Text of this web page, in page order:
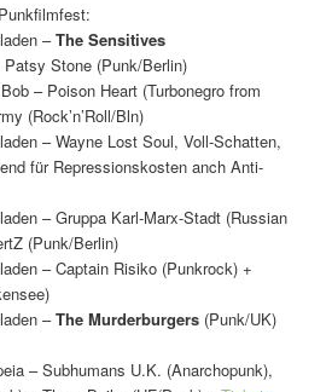
–The Sensitives
Stone (Punk/Berlin)
– Poison Heart (Turbonegro from
(Rock’n’Roll/Bln)
– Wayne Lost Soul, Voll-Schatten,
für Repressionskosten anch Anti-
– Gruppa Karl-Marx-Stadt (Russian
(Punk/Berlin)
– Captain Risiko (Punkrock) +
–The Murderburgers (Punk/UK)
– Subhumans U.K. (Anarchopunk),